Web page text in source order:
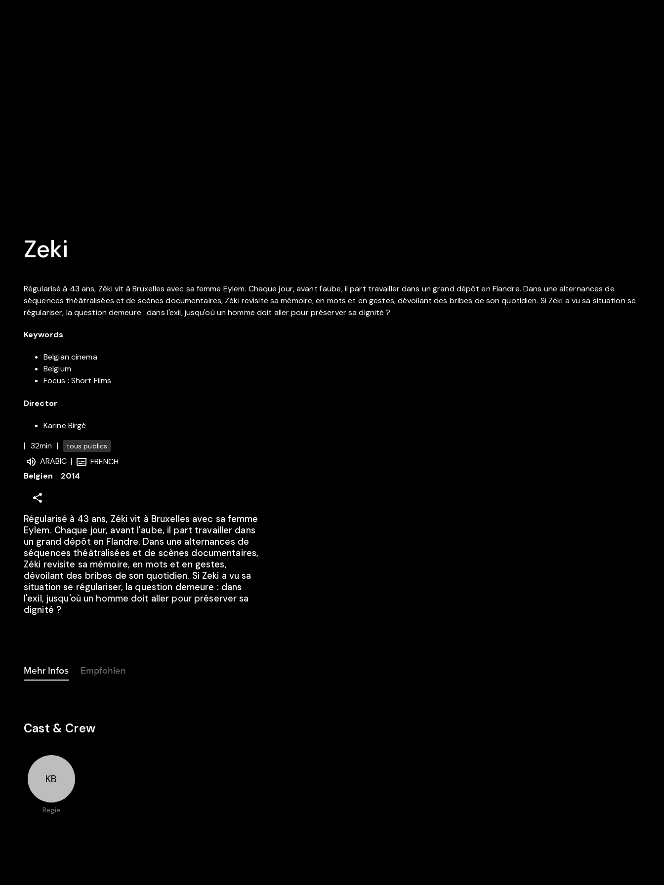
Zeki
Régularisé à 43 ans, Zéki vit à Bruxelles avec sa femme Eylem. Chaque jour, avant l'aube, il part travailler dans un grand dépôt en Flandre. Dans une alternances de
séquences théâtralisées et de scènes documentaires, Zéki revisite sa mémoire, en mots et en gestes, dévoilant des bribes de son quotidien. Si Zeki a vu sa situation se
régulariser, la question demeure : dans l'exil, jusqu'où un homme doit aller pour préserver sa dignité ?
Keywords
Belgian cinema
Belgium
Focus : Short Films
Director
Karine Birgé
32min
tous publics
ARABIC
FRENCH
Belgien
2014
Régularisé à 43 ans, Zéki vit à Bruxelles avec sa femme
Eylem. Chaque jour, avant l'aube, il part travailler dans
un grand dépôt en Flandre. Dans une alternances de
séquences théâtralisées et de scènes documentaires,
Zéki revisite sa mémoire, en mots et en gestes,
dévoilant des bribes de son quotidien. Si Zeki a vu sa
situation se régulariser, la question demeure : dans
l'exil, jusqu'où un homme doit aller pour préserver sa
dignité ?
Mehr Infos Empfohlen
Cast & Crew
KB
Regie
Karine Birgé